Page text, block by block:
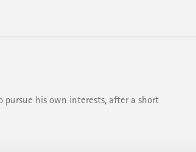
pursue his own interests, after a short